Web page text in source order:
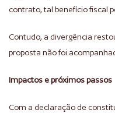
contrato, tal benefício fiscal
Contudo, a divergência
proposta não foi
Impactos e próximos passos
Com a declaração de